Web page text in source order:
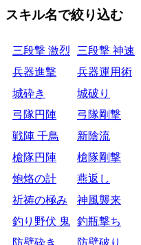
スキル名で絞り込む
三段撃 激烈 三段撃 神速
兵器進撃
兵器運用術
城砕き
城破り
弓隊円陣
弓隊剛撃
戦陣 千鳥
新陰流
槍隊円陣
槍隊剛撃
炮烙の計
燕返し
祈祷の極み
神風襲来
釣り野伏 鬼 釣瓶撃ち
防壁砕き
防壁破り